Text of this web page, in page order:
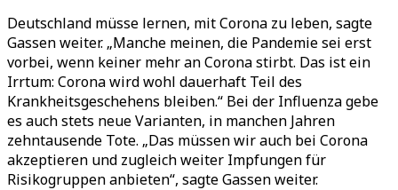
Deutschland müsse lernen, mit Corona zu leben, sagte
Gassen weiter. „Manche meinen, die Pandemie sei erst
vorbei, wenn keiner mehr an Corona stirbt. Das ist ein
Irrtum: Corona wird wohl dauerhaft Teil des
Krankheitsgeschehens bleiben.“ Bei der Influenza gebe
es auch stets neue Varianten, in manchen Jahren
zehntausende Tote. „Das müssen wir auch bei Corona
akzeptieren und zugleich weiter Impfungen für
Risikogruppen anbieten“, sagte Gassen weiter.